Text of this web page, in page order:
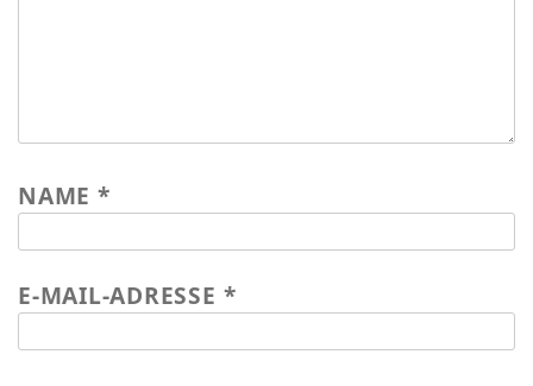
NAME *
E-MAIL-ADRESSE *